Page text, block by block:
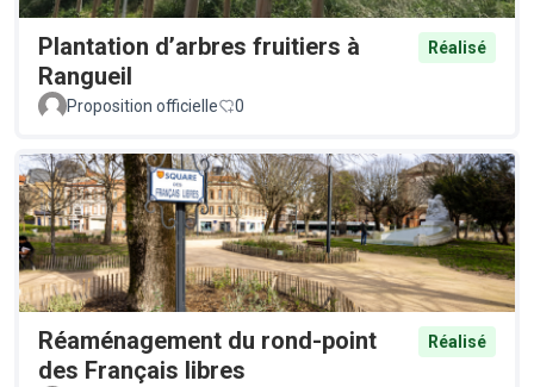
Plantation d’arbres fruitiers à
Rangueil
Réalisé
Proposition officielle 0
Réaménagement du rond-point
des Français libres
Réalisé